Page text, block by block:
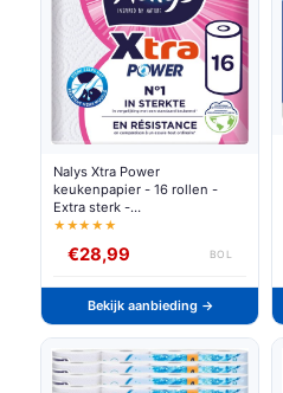
Nalys Xtra Power
keukenpapier - 16 rollen -
Extra sterk -
Voordeelverpakking
★★★★★
€28,99 BOL
Bekijk aanbieding →